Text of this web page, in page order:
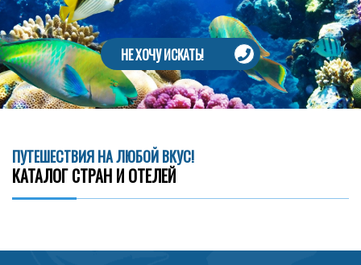
НЕ ХОЧУ ИСКАТЬ!
ПУТЕШЕСТВИЯ НА ЛЮБОЙ ВКУС!
КАТАЛОГ СТРАН И ОТЕЛЕЙ